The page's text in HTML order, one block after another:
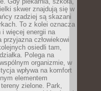
skwer znajdują się w
rzadziej są skazani
To z kolei oznacza
i więcej energii na
człowiekowi
osiedli tam,
Polega na
organizmie, w
wpływa na komfort
elementem
zielone. Park,